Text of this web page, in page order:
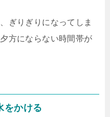
ぎりぎりになってしま
方にならない時間帯が
をかける